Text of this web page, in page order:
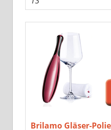
Brilamo Gläser-